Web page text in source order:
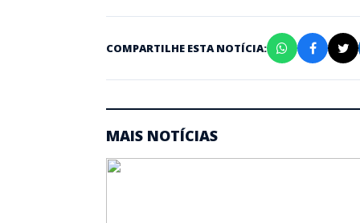
COMPARTILHE ESTA NOTÍCIA:
MAIS NOTÍCIAS